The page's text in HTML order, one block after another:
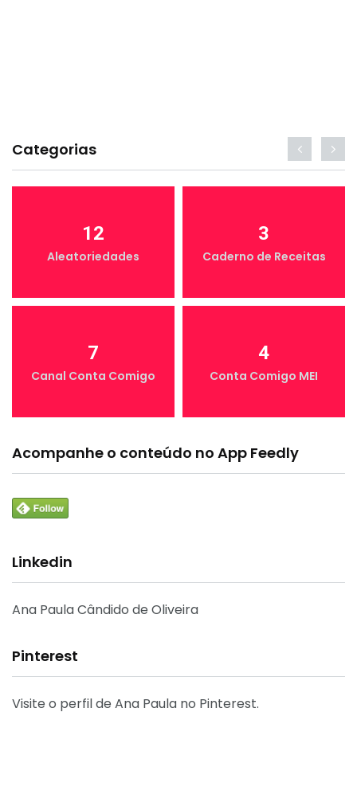
Categorias
12
Aleatoriedades
3
Caderno de Receitas
7
Canal Conta Comigo
4
Conta Comigo MEI
Acompanhe o conteúdo no App Feedly
Linkedin
Ana Paula Cândido de Oliveira
Pinterest
Visite o perfil de Ana Paula no Pinterest.